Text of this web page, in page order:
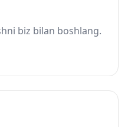
biz bilan boshlang.